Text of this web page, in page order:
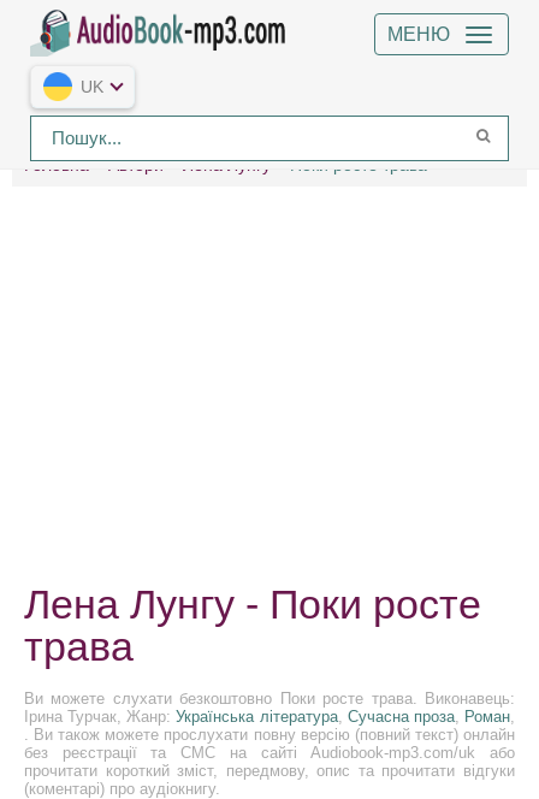
МЕНЮ
UK
Головна Автори Лена Лунгу Поки росте трава
Лена Лунгу - Поки росте
трава
Ви можете слухати безкоштовно Поки росте трава. Виконавець:
Ірина Турчак, Жанр:Українська література, Сучасна проза, Роман,
. Ви також можете прослухати повну версію (повний текст) онлайн
без реєстрації та СМС на сайті Audiobook-mp3.com/uk або
прочитати короткий зміст, передмову, опис та прочитати відгуки
(коментарі) про аудіокнигу.